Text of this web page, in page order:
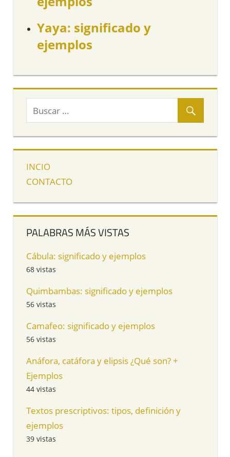
Yaya: significado y
ejemplos
INCIO
CONTACTO
PALABRAS MÁS VISTAS
Cábula: significado y ejemplos
68 vistas
Quimbambas: significado y ejemplos
56 vistas
Camafeo: significado y ejemplos
56 vistas
Anáfora, catáfora y elipsis ¿Qué son? +
Ejemplos
44 vistas
Textos prescriptivos: tipos, definición y
ejemplos
39 vistas